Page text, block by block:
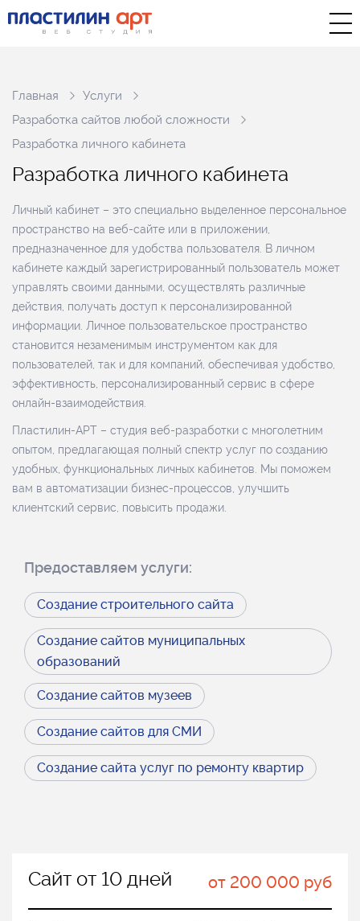
Главная
Услуги
Разработка сайтов любой сложности
Разработка личного кабинета
Разработка личного кабинета
Личный кабинет – это специально выделенное персональное
пространство на веб-сайте или в приложении,
предназначенное для удобства пользователя. В личном
кабинете каждый зарегистрированный пользователь может
управлять своими данными, осуществлять различные
действия, получать доступ к персонализированной
информации. Личное пользовательское пространство
становится незаменимым инструментом как для
пользователей, так и для компаний, обеспечивая удобство,
эффективность, персонализированный сервис в сфере
онлайн-взаимодействия.
Пластилин-АРТ – студия веб-разработки с многолетним
опытом, предлагающая полный спектр услуг по созданию
удобных, функциональных личных кабинетов. Мы поможем
вам в автоматизации бизнес-процессов, улучшить
клиентский сервис, повысить продажи.
Предоставляем услуги:
Создание строительного сайта
Создание сайтов муниципальных
образований
Создание сайтов музеев
Создание сайтов для СМИ
Создание сайта услуг по ремонту квартир
Сайт от 10 дней от 200 000 руб